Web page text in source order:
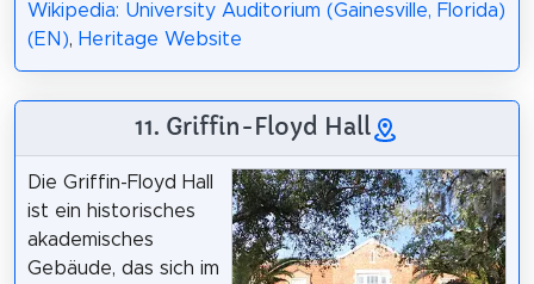
Wikipedia: University Auditorium (Gainesville, Florida)
(EN), Heritage Website
11. Griffin-Floyd Hall
Die Griffin-Floyd Hall
ist ein historisches
akademisches
Gebäude, das sich im